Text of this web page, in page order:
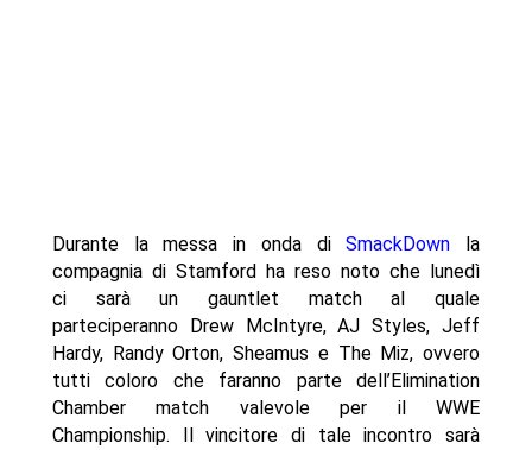
Durante la messa in onda diSmackDown la
compagnia di Stamford ha reso noto che lunedì
ci sarà un gauntlet match al quale
parteciperanno Drew McIntyre, AJ Styles, Jeff
Hardy, Randy Orton, Sheamus e The Miz, ovvero
tutti coloro che faranno parte dell’Elimination
Chamber match valevole per il WWE
Championship. Il vincitore di tale incontro sarà